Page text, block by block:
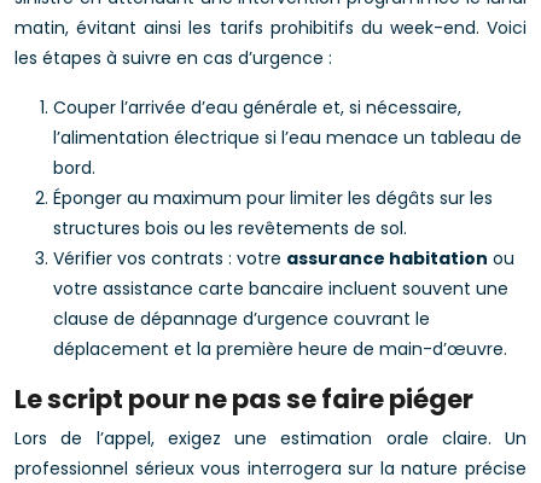
matin, évitant ainsi les tarifs prohibitifs du week-end. Voici
les étapes à suivre en cas d’urgence :
Couper l’arrivée d’eau générale et, si nécessaire,
l’alimentation électrique si l’eau menace un tableau de
bord.
Éponger au maximum pour limiter les dégâts sur les
structures bois ou les revêtements de sol.
Vérifier vos contrats : votre assurance habitation ou
votre assistance carte bancaire incluent souvent une
clause de dépannage d’urgence couvrant le
déplacement et la première heure de main-d’œuvre.
Le script pour ne pas se faire piéger
Lors de l’appel, exigez une estimation orale claire. Un
professionnel sérieux vous interrogera sur la nature précise